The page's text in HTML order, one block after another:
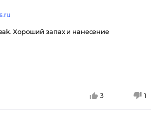
Хороший запах и нанесение
3 1